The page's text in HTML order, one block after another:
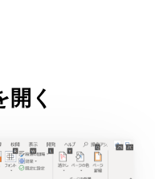
開く